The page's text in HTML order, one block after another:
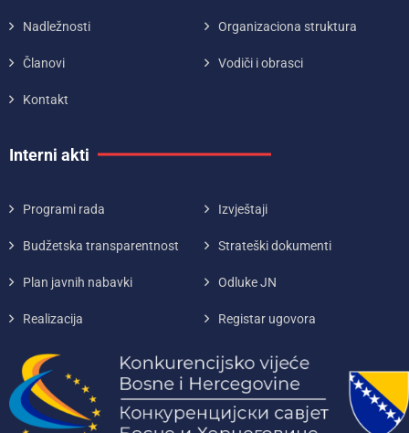
Nadležnosti Organizaciona struktura
Članovi Vodiči i obrasci
Kontakt
Interni akti
Programi rada Izvještaji
Budžetska transparentnost Strateški dokumenti
Plan javnih nabavki Odluke JN
Realizacija Registar ugovora